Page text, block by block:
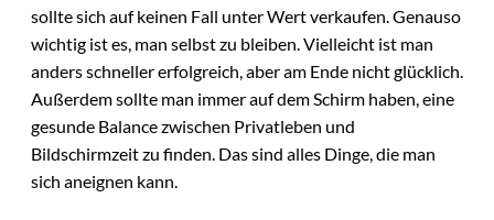
sollte sich auf keinen Fall unter Wert verkaufen. Genauso
wichtig ist es, man selbst zu bleiben. Vielleicht ist man
anders schneller erfolgreich, aber am Ende nicht glücklich.
Außerdem sollte man immer auf dem Schirm haben, eine
gesunde Balance zwischen Privatleben und
Bildschirmzeit zu finden. Das sind alles Dinge, die man
sich aneignen kann.